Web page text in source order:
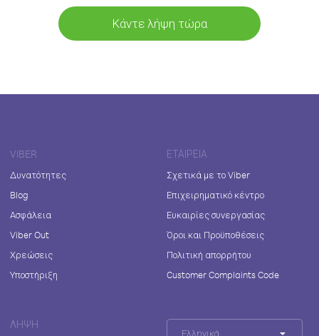
Κάντε λήψη τώρα
VIBER
Δυνατότητες
Blog
Ασφάλεια
Viber Out
Χρεώσεις
Υποστήριξη
ΕΤΑΙΡΕΊΑ
Σχετικά με το Viber
Επιχειρηματικό κέντρο
Ευκαιρίες συνεργασίας
Όροι και Προϋποθέσεις
Πολιτική απορρήτου
Customer Complaints Code
ΛΉΨΗ
Ελληνικά